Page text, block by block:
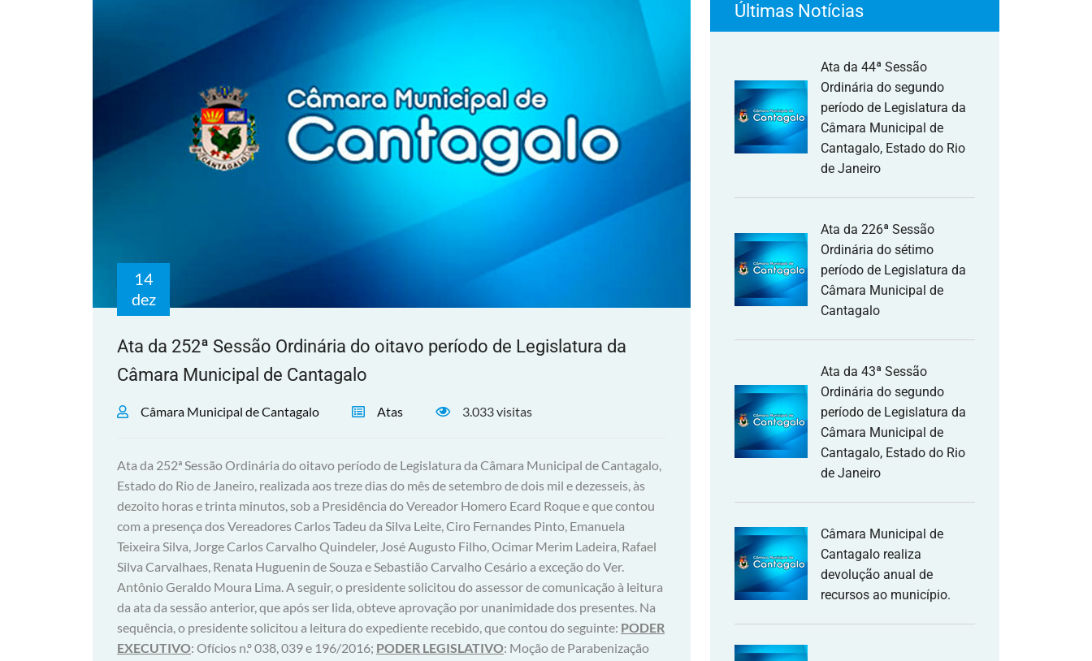
14
dez
Ata da 252ª Sessão Ordinária do oitavo período de Legislatura da
Câmara Municipal de Cantagalo
Câmara Municipal de Cantagalo Atas 3.033 visitas
Ata da 252ª Sessão Ordinária do oitavo período de Legislatura da Câmara Municipal de Cantagalo,
Estado do Rio de Janeiro, realizada aos treze dias do mês de setembro de dois mil e dezesseis, às
dezoito horas e trinta minutos, sob a Presidência do Vereador Homero Ecard Roque e que contou
com a presença dos Vereadores Carlos Tadeu da Silva Leite, Ciro Fernandes Pinto, Emanuela
Teixeira Silva, Jorge Carlos Carvalho Quindeler, José Augusto Filho, Ocimar Merim Ladeira, Rafael
Silva Carvalhaes, Renata Huguenin de Souza e Sebastião Carvalho Cesário a exceção do Ver.
Antônio Geraldo Moura Lima. A seguir, o presidente solicitou do assessor de comunicação à leitura
da ata da sessão anterior, que após ser lida, obteve aprovação por unanimidade dos presentes. Na
sequência, o presidente solicitou a leitura do expediente recebido, que contou do seguinte: PODER
EXECUTIVO: Ofícios n.º 038, 039 e 196/2016; PODER LEGISLATIVO: Moção de Parabenização
Últimas Notícias
Ata da 44ª Sessão
Ordinária do segundo
período de Legislatura da
Câmara Municipal de
Cantagalo, Estado do Rio
de Janeiro
Ata da 226ª Sessão
Ordinária do sétimo
período de Legislatura da
Câmara Municipal de
Cantagalo
Ata da 43ª Sessão
Ordinária do segundo
período de Legislatura da
Câmara Municipal de
Cantagalo, Estado do Rio
de Janeiro
Câmara Municipal de
Cantagalo realiza
devolução anual de
recursos ao município.